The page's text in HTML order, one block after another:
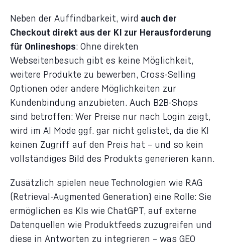
Neben der Auffindbarkeit, wird auch der
Checkout direkt aus der KI zur Herausforderung
für Onlineshops: Ohne direkten
Webseitenbesuch gibt es keine Möglichkeit,
weitere Produkte zu bewerben, Cross-Selling
Optionen oder andere Möglichkeiten zur
Kundenbindung anzubieten. Auch B2B-Shops
sind betroffen: Wer Preise nur nach Login zeigt,
wird im AI Mode ggf. gar nicht gelistet, da die KI
keinen Zugriff auf den Preis hat – und so kein
vollständiges Bild des Produkts generieren kann.
Zusätzlich spielen neue Technologien wie RAG
(Retrieval-Augmented Generation) eine Rolle: Sie
ermöglichen es KIs wie ChatGPT, auf externe
Datenquellen wie Produktfeeds zuzugreifen und
diese in Antworten zu integrieren – was GEO